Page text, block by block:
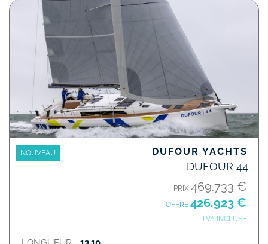
NOUVEAU DUFOUR YACHTS
DUFOUR 44
PRIX 469.733 €
OFFRE 426.923 €
TVA INCLUSE